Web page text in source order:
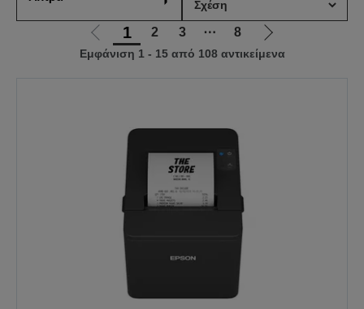
Μετάβαση
στην
1 2 3 ⋯ 8
Μετάβαση
στην
Εμφάνιση 1 - 15 από 108 αντικείμενα